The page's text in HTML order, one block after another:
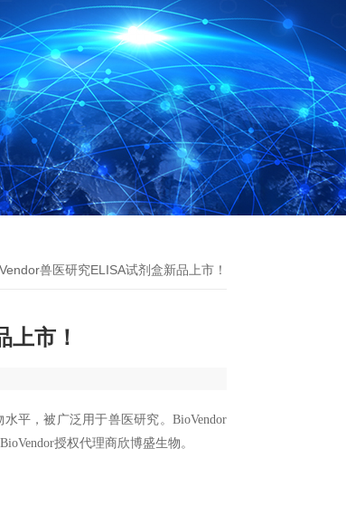
兽医研究ELISA试剂盒新品上市！
上市！
平，被广泛用于兽医研究。BioVendor
授权代理商欣博盛生物。